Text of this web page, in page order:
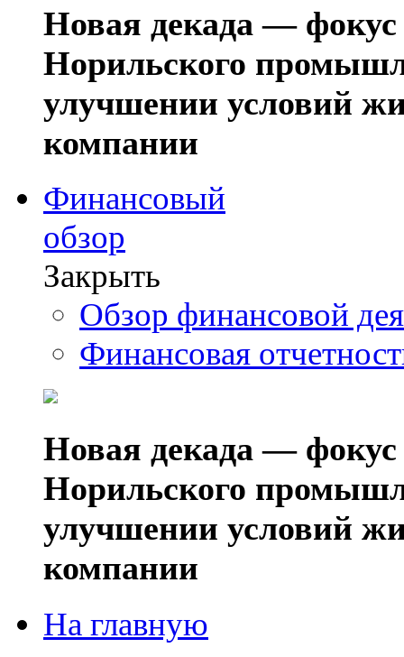
Новая декада — фокус
Норильского
улучшении условий
компании
Финансовый
обзор
Закрыть
Обзор финансовой
Финансовая
Новая декада — фокус
Норильского
улучшении условий
компании
На главную